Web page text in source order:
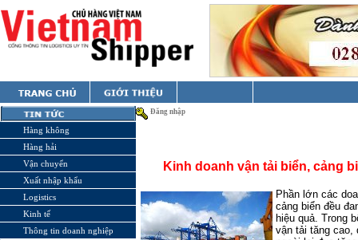
Hàng không
Hàng hải
Vận chuyển
Xuất nhập khẩu
Logistics
Kinh tế
Thông tin doanh nghiệp
Đăng nhập
Kinh doanh vận tải biển, cảng
Phần lớn các
cảng biển đều
hiệu quả. Trong
vận tải tăng cao,